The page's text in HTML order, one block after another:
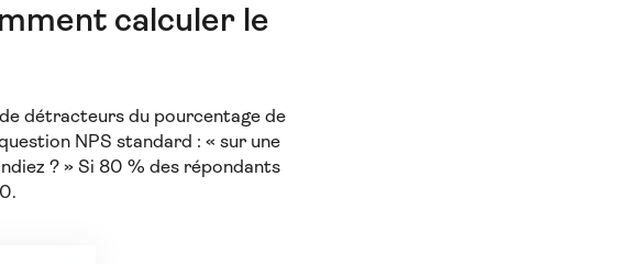
calculer le
détracteurs du pourcentage de
NPS standard : « sur une
? » Si 80 % des répondants